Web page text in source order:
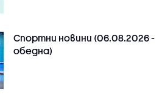
Спортни новини (06.08.2026 -
обедна)